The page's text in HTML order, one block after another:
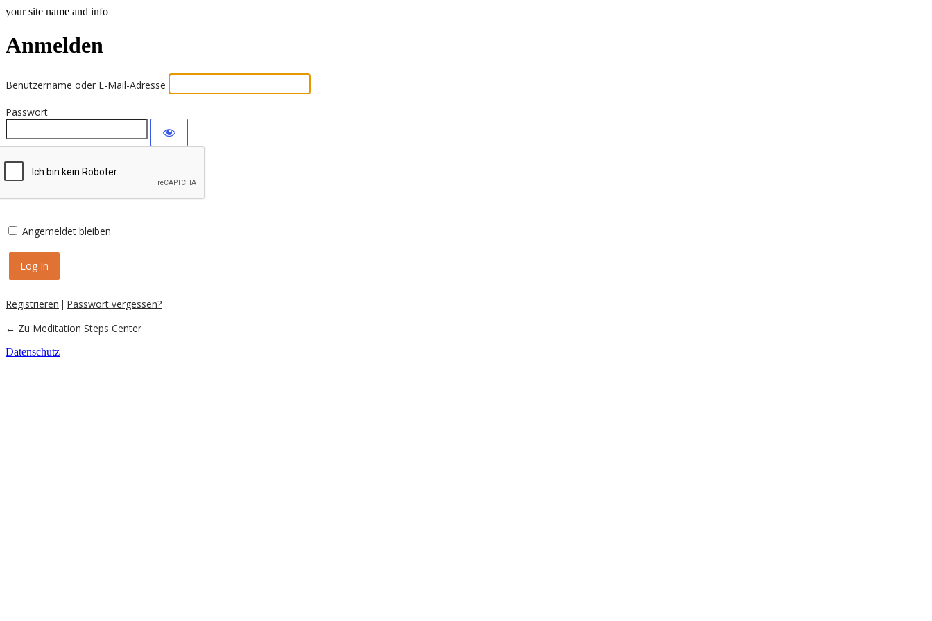
your site name and info
Anmelden
Benutzername oder E-Mail-Adresse
Passwort
Angemeldet bleiben
Registrieren | Passwort vergessen?
← Zu Meditation Steps Center
Datenschutz